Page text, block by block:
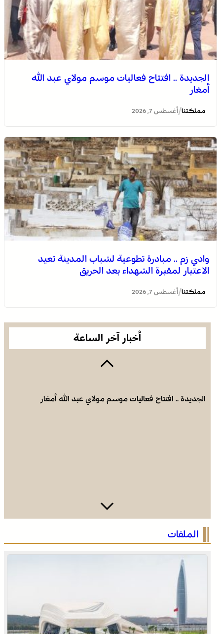
الجديدة .. افتتاح فعاليات موسم مولاي عبد الله
أمغار
مملكتنا/ أغسطس 7, 2026
وادي زم .. مبادرة تطوعية لشباب المدينة تعيد
الاعتبار لمقبرة الشهداء بعد الحريق
مملكتنا/ أغسطس 7, 2026
أخبار آخر الساعة
وادي زم .. مبادرة تطوعية لشباب المدينة تعيد الاعتبار لمقبرة
الشهداء بعد الحريق
الجديدة .. افتتاح فعاليات موسم مولاي عبد الله أمغار
الجديدة .. افتتاح فعاليات موسم مولاي عبد الله أمغار
وادي زم .. مبادرة تطوعية لشباب المدينة تعيد الاعتبار لمقبرة
الشهداء بعد الحريق
الملفات